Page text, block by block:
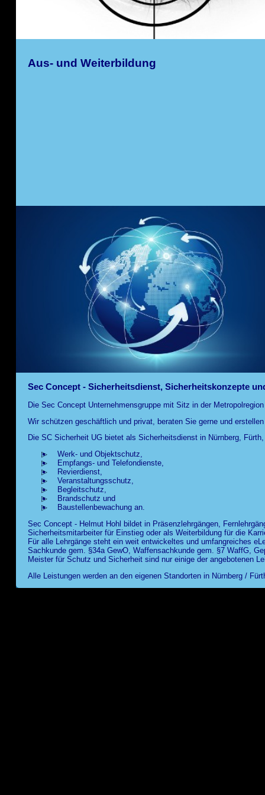
Aus- und Weiterbildung
Sec Concept - Sicherheitsdienst, Sicherheitskonzepte
Die Sec Concept Unternehmensgruppe mit Sitz in der
Wir schützen geschäftlich und privat, beraten Sie gerne und
Die SC Sicherheit UG bietet als Sicherheitsdienst in Nürnberg,
Werk- und Objektschutz,
Empfangs- und Telefondienste,
Revierdienst,
Veranstaltungsschutz,
Begleitschutz,
Brandschutz und
Baustellenbewachung an.
Sec Concept - Helmut Hohl bildet in Präsenzlehrgängen,
Sicherheitsmitarbeiter für Einstieg oder als Weiterbildung für die
Für alle Lehrgänge steht ein weit entwickeltes und umfangreiches
Sachkunde gem. §34a GewO, Waffensachkunde gem. §7 WaffG,
Meister für Schutz und Sicherheit sind nur einige der angebotenen
Alle Leistungen werden an den eigenen Standorten in Nürnberg /